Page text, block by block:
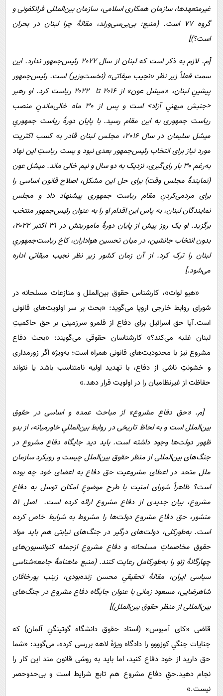
غیرمتعهدها، سازمان همکاری اسلامی، سازمان بین‌المللی فرانکفونی و
گروه 77 است. (منبع: بی‌بی‌سی‌و‌رلد، مقالۀ چرا لبنان در بحران
است؟)]
[م. لازم به ذکر است که لبنان از سال 2022 رئیس‌جمهور ندارد. این
سمت فعلاً زیر نظر «نجیب میقاتی» (نخست‌وزیر) است. رئیس‌جمهور
پیشینِ لبنان، «میشل عون» از ۲۰۱۶ تا ۲۰۲۲ ریاست کرد. او رهبر
<جنبش میهنیِ آزاد> است و پس از 30 ماه خالی‌ماندنِ منصب
ریاست جمهوری به این مقام رسید. با پایان دورۀ ریاست جمهوریِ
میشل سلیمان در سال 2016، مجلس لبنان قادر به کسب اکثریت
مورد نیاز برای انتخاب رئیس‌جمهور بعدی نبود و پست ریاستِ این نهاد
به‌رغم ۳۰ بار رای‌گیری، نزدیک به دو سال و نیم خالی ماند. میشل عون
(نمایندۀ مجلس وقت) برای حل این مشکل، اصلاح قانون اساسی را
برای مردمی‎‌کردنِ مقام ریاست جمهوری پیشنهاد داد و مجلس
نمایندگان لبنان، به پاس این اقدام او را به عنوان رئیس‌جمهور منتخب
برگزید. او یک روز پیش از پایان دورۀ ماموریتش در ۳۱ اکتبر ۲۰۲۲،
بدون انتخاب جانشین، در میان تحسین هواداران، کاخ ریاست‌جمهوریِ
لبنان را ترک کرد. از آن زمان کشور زیر نظر نجیب میقاتی اداره
می‌شود.]
«هیو لوات»، کارشناس حقوق بین‌الملل و منازعات مسلحانه در
شورای روابط خارجی اروپا می‌گوید: «بحث بر سر اولویت‌های قانونی
است.آیا حق اسرائیل برای دفاع از قلمرو سرزمینی بر حق حاکمیتِ
لبنان غلبه می‌کند؟» کارشناسان حقوقی می‌گویند: «بحث دفاع
مشروع نیز با محدودیت‌های قانونی همراه است؛ به‌ویژه اگر زورمداری
و خشونتِ ناشی از دفاع، با تهدید اولیه نامتناسب باشد یا نتواند
حفاظت از غیرنظامیان را در اولویت قرار دهد.»
[م. «حق دفاع مشروع» از مباحث عمده و اساسی در حقوق
بین‌الملل است و به لحاظ تاریخی در روابط بین‌المللیِ خاورمیانه، از بدو
ظهور دولت‌ها وجود داشته است. باید دید جایگاه دفاع مشروع در
جنگ‌های بین‌المللی از منظر حقوق بین‌الملل چیست و رویکرد سازمان
ملل متحد در اعطای مشروعیت حق دفاع به اعضای خود چه بوده
است؟ ظاهراً شورای امنیت با طرح موضوعِ امکان توسل به دفاع
مشروع، بیان جدیدی از دفاع مشروع ارائه کرده است. اصل ۵۱
منشور، حق دفاع مشروع دولت‌ها را مشروط به شرایط خاص کرده
است. به‌طورکلی، دولت‌های درگیر در جنگ‌های نیابتی هم باید مواد
حقوق مخاصماتِ مسلحانه و دفاع مشروع ازجمله کنوانسیون‌های
چهارگانۀ ژنو را به‌طورکامل رعایت کنند. (منبع ماهنامۀ جامعه‌شناسی
سیاسی ایران، مقالۀ تحقیقیِ محسن زنده‌بودی، زینب پورخاقان
شاهرضایی، مسعود زمانی با عنوان جایگاه دفاع مشروع در جنگ‌های
بین‌المللی از منظر حقوق بین‌الملل)]
قاضی «کای آمبوس» (استاد حقوق دانشگاه گوتینگنِ آلمان) که
جنایات جنگیِ کوزووو را دادگاه ویژۀ لاهه بررسی کرده، می‌گوید: «شما
حق دارید از خود دفاع کنید، اما باید به روشی قانون‌ مند این کار را
نجام دهید.حقِ دفاع مشروع هم تابع شرایط است و بی‌حدوحصر
نیست.»